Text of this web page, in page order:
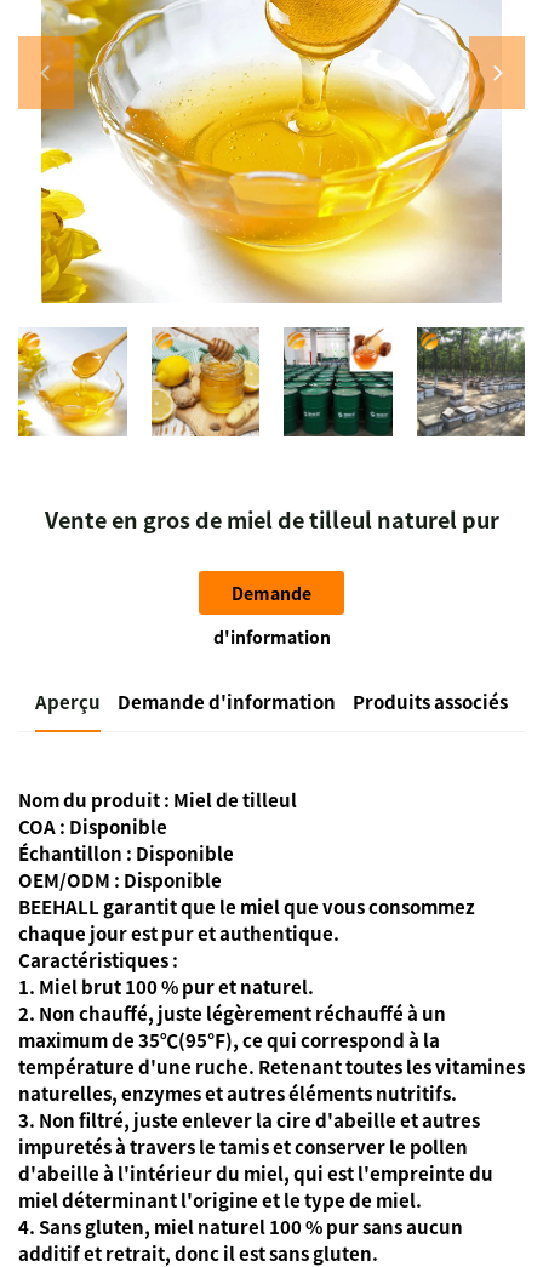
Vente en gros de miel de tilleul naturel pur
Demande
d'information
Aperçu Demande d'information Produits associés
Nom du produit : Miel de tilleul
COA : Disponible
Échantillon : Disponible
OEM/ODM : Disponible
BEEHALL garantit que le miel que vous consommez
chaque jour est pur et authentique.
Caractéristiques :
1. Miel brut 100 % pur et naturel.
2. Non chauffé, juste légèrement réchauffé à un
maximum de 35℃(95℉), ce qui correspond à la
température d'une ruche. Retenant toutes les vitamines
naturelles, enzymes et autres éléments nutritifs.
3. Non filtré, juste enlever la cire d'abeille et autres
impuretés à travers le tamis et conserver le pollen
d'abeille à l'intérieur du miel, qui est l'empreinte du
miel déterminant l'origine et le type de miel.
4. Sans gluten, miel naturel 100 % pur sans aucun
additif et retrait, donc il est sans gluten.